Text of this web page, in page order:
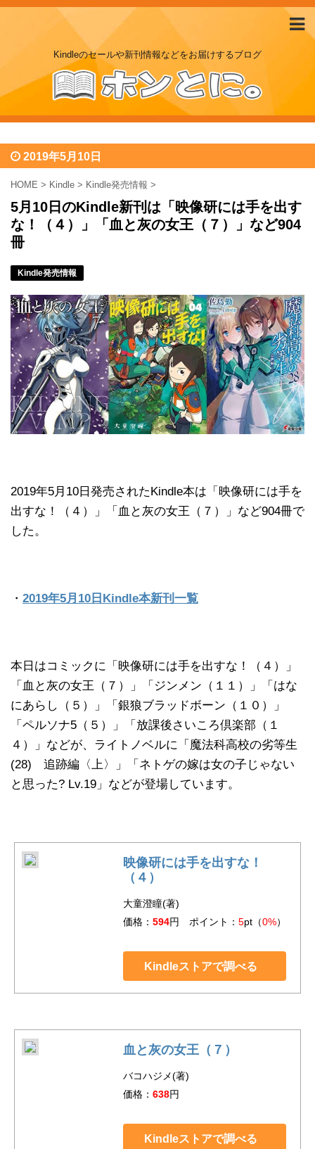
Kindleのセールや新刊情報などをお届けするブログ
2019年5月10日
HOME > Kindle > Kindle発売情報 >
5月10日のKindle新刊は「映像研には手を出す
な！（４）」「血と灰の女王（７）」など904
冊
Kindle発売情報
2019年5月10日発売されたKindle本は「映像研には手を
出すな！（４）」「血と灰の女王（７）」など904冊で
した。
・ 2019年5月10日Kindle本新刊一覧
本日はコミックに「映像研には手を出すな！（４）」
「血と灰の女王（７）」「ジンメン（１１）」「はな
にあらし（５）」「銀狼ブラッドボーン（１０）」
「ペルソナ5（５）」「放課後さいころ倶楽部（１
４）」などが、ライトノベルに「魔法科高校の劣等生
(28) 追跡編〈上〉」「ネトゲの嫁は女の子じゃない
と思った? Lv.19」などが登場しています。
映像研には手を出すな！
（４）
大童澄瞳(著)
価格： 594円 ポイント： 5pt（0%）
Kindleストアで調べる
血と灰の女王（７）
バコハジメ(著)
価格： 638円
Kindleストアで調べる